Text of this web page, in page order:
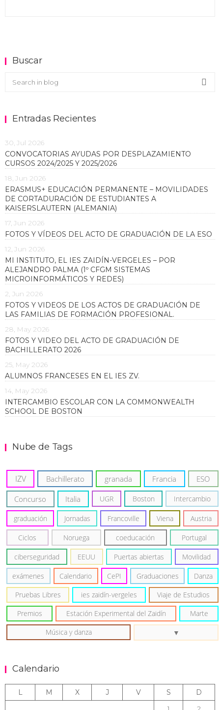
Buscar
Buscar en el blog
Entradas Recientes
30, Jul 2026
CONVOCATORIAS AYUDAS POR DESPLAZAMIENTO
CURSOS 2024/2025 Y 2025/2026
18, Jun 2026
ERASMUS+ EDUCACIÓN PERMANENTE – MOVILIDADES
DE CORTADURACIÓN DE ESTUDIANTES A
KAISERSLAUTERN (ALEMANIA)
17, Jun 2026
FOTOS Y VÍDEOS DEL ACTO DE GRADUACIÓN DE LA ESO
12, Jun 2026
MI INSTITUTO, EL IES ZAIDÍN-VERGELES – POR
ALEJANDRO PALMA (1º CFGM SISTEMAS
MICROINFORMÁTICOS Y REDES)
2, Jun 2026
FOTOS Y VIDEOS DE LOS ACTOS DE GRADUACIÓN DE
LAS FAMILIAS DE FORMACIÓN PROFESIONAL.
28, May 2026
FOTOS Y VIDEO DEL ACTO DE GRADUACIÓN DE
BACHILLERATO 2026
25, May 2026
ALUMNOS FRANCESES EN EL IES ZV.
14, May 2026
INTERCAMBIO ESCOLAR CON LA COMMONWEALTH
SCHOOL DE BOSTON
Nube de Tags
IZV Bachillerato granada Francia ESO
Concurso Italia UGR Boston Intercambio
graduación Jornadas Francoville Viena Austria
Ciclos Noruega coeducación Portugal
ciberseguridad EEUU Puertas abiertas Movilidad
exámenes Calendario CePI Graduaciones Danza
Pruebas Libres ies zaidín-vergeles Viaje de Estudios
Premios Estación Experimental del Zaidín Marte
Música y danza
Calendario
L M X J V S
D